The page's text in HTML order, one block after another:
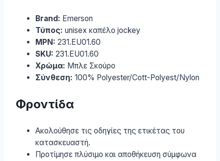
Brand: Emerson
Τύπος: unisex καπέλο jockey
MPN: 231.EU01.60
SKU: 231.EU01.60
Χρώμα: Μπλε Σκούρο
Σύνθεση: 100% Polyester/Cott-Polyest/Nylon
Φροντίδα
Ακολούθησε τις οδηγίες της ετικέτας του
κατασκευαστή.
Προτίμησε πλύσιμο και αποθήκευση σύμφωνα